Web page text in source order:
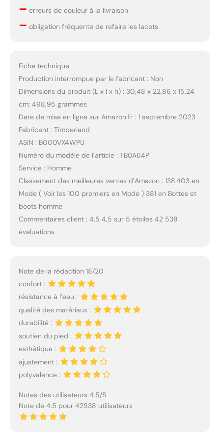
– erreurs de couleur à la livraison
– obligation fréquente de refaire les lacets
Fiche technique
Production interrompue par le fabricant : Non
Dimensions du produit (L x l x h) : 30,48 x 22,86 x 15,24
cm; 498,95 grammes
Date de mise en ligne sur Amazon.fr : 1 septembre 2023
Fabricant : Timberland
ASIN : B000VX4WPU
Numéro du modèle de l’article : TB0A64P
Service : Homme
Classement des meilleures ventes d’Amazon : 138 403 en
Mode ( Voir les 100 premiers en Mode ) 381 en Bottes et
boots homme
Commentaires client : 4,5 4,5 sur 5 étoiles 42 538
évaluations
Note de la rédaction 18/20
confort :
résistance à l’eau :
qualité des matériaux :
durabilité :
soutien du pied :
esthétique :
ajustement :
polyvalence :
Notes des utilisateurs 4.5/5
Note de 4.5 pour 42538 utilisateurs